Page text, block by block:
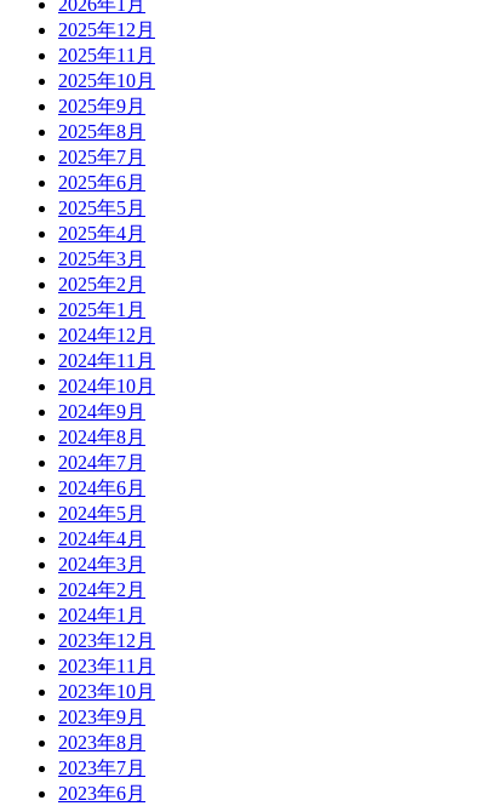
2026年1月
2025年12月
2025年11月
2025年10月
2025年9月
2025年8月
2025年7月
2025年6月
2025年5月
2025年4月
2025年3月
2025年2月
2025年1月
2024年12月
2024年11月
2024年10月
2024年9月
2024年8月
2024年7月
2024年6月
2024年5月
2024年4月
2024年3月
2024年2月
2024年1月
2023年12月
2023年11月
2023年10月
2023年9月
2023年8月
2023年7月
2023年6月